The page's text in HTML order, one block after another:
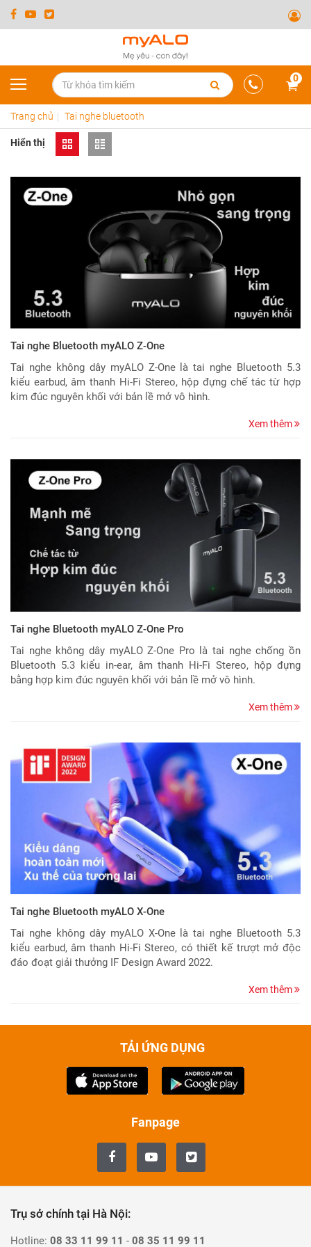
0
Trang chủ Tai nghe bluetooth
Hiển thị
Tai nghe Bluetooth myALO Z-One
Tai nghe không dây myALO Z-One là tai nghe Bluetooth 5.3
kiểu earbud, âm thanh Hi-Fi Stereo, hộp đựng chế tác từ hợp
kim đúc nguyên khối với bản lề mở vô hình.
Xem thêm
Tai nghe Bluetooth myALO Z-One Pro
Tai nghe không dây myALO Z-One Pro là tai nghe chống ồn
Bluetooth 5.3 kiểu in-ear, âm thanh Hi-Fi Stereo, hộp đựng
bằng hợp kim đúc nguyên khối với bản lề mở vô hình.
Xem thêm
Tai nghe Bluetooth myALO X-One
Tai nghe không dây myALO X-One là tai nghe Bluetooth 5.3
kiểu earbud, âm thanh Hi-Fi Stereo, có thiết kế trượt mở độc
đáo đoạt giải thưởng IF Design Award 2022.
Xem thêm
TẢI ỨNG DỤNG
Fanpage
Trụ sở chính tại Hà Nội:
Hotline: 08 33 11 99 11 - 08 35 11 99 11